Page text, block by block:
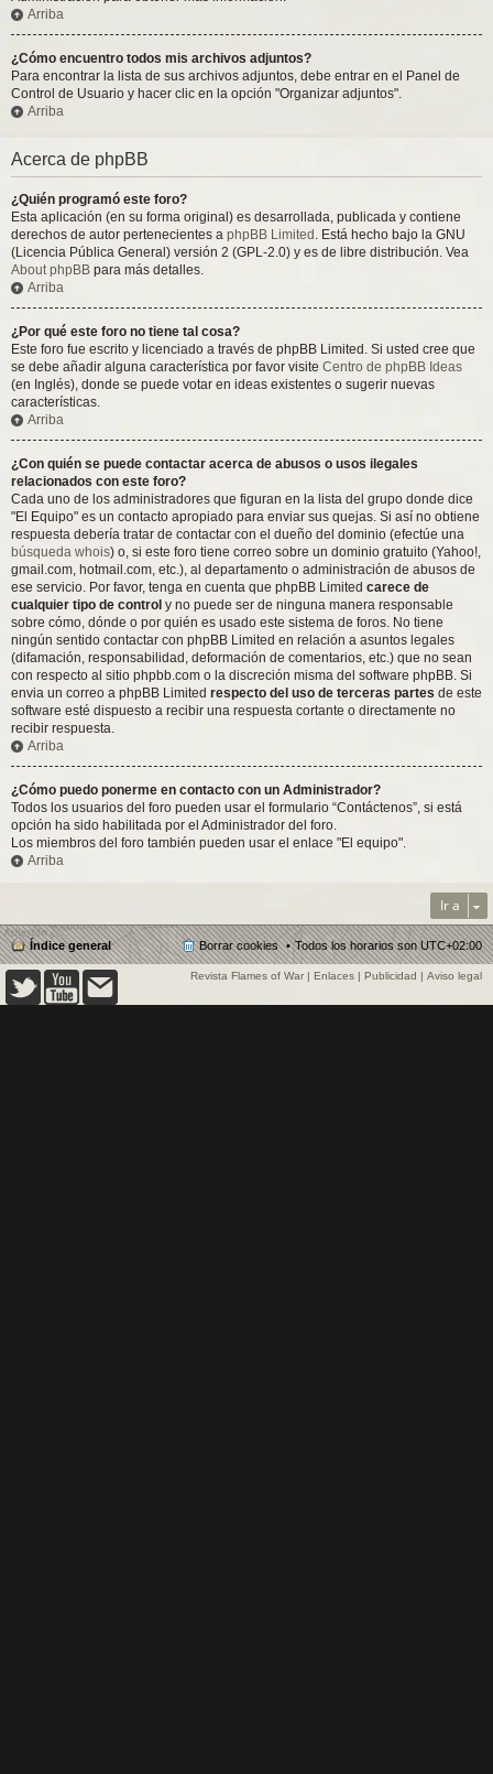
Arriba
¿Cómo encuentro todos mis archivos adjuntos?
Para encontrar la lista de sus archivos adjuntos, debe entrar en el Panel de
Control de Usuario y hacer clic en la opción "Organizar adjuntos".
Arriba
Acerca de phpBB
¿Quién programó este foro?
Esta aplicación (en su forma original) es desarrollada, publicada y contiene
derechos de autor pertenecientes a phpBB Limited . Está hecho bajo la GNU
(Licencia Pública General) versión 2 (GPL-2.0) y es de libre distribución. Vea
About phpBB para más detalles.
Arriba
¿Por qué este foro no tiene tal cosa?
Este foro fue escrito y licenciado a través de phpBB Limited. Si usted cree que
se debe añadir alguna característica por favor visite Centro de phpBB Ideas
(en Inglés), donde se puede votar en ideas existentes o sugerir nuevas
características.
Arriba
¿Con quién se puede contactar acerca de abusos o usos ilegales
relacionados con este foro?
Cada uno de los administradores que figuran en la lista del grupo donde dice
"El Equipo" es un contacto apropiado para enviar sus quejas. Si así no obtiene
respuesta debería tratar de contactar con el dueño del dominio (efectúe una
búsqueda whois) o, si este foro tiene correo sobre un dominio gratuito (Yahoo!,
gmail.com, hotmail.com, etc.), al departamento o administración de abusos de
ese servicio. Por favor, tenga en cuenta que phpBB Limited carece de
cualquier tipo de control y no puede ser de ninguna manera responsable
sobre cómo, dónde o por quién es usado este sistema de foros. No tiene
ningún sentido contactar con phpBB Limited en relación a asuntos legales
(difamación, responsabilidad, deformación de comentarios, etc.) que no sean
con respecto al sitio phpbb.com o la discreción misma del software phpBB. Si
envia un correo a phpBB Limited respecto del uso de terceras partes de este
software esté dispuesto a recibir una respuesta cortante o directamente no
recibir respuesta.
Arriba
¿Cómo puedo ponerme en contacto con un Administrador?
Todos los usuarios del foro pueden usar el formulario “Contáctenos”, si está
opción ha sido habilitada por el Administrador del foro.
Los miembros del foro también pueden usar el enlace "El equipo".
Arriba
Ir a
Índice general Todos los horarios sonUTC+02:00
Borrar cookies
Revista Flames of War | Enlaces | Publicidad | Aviso legal